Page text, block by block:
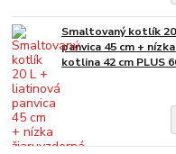
Smaltovaný kotlík
panvica 45 cm +
kotlina 42 cm PLUS